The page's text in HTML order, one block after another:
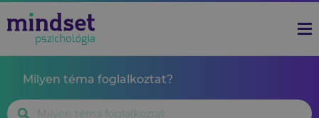
Milyen téma foglalkoztat?